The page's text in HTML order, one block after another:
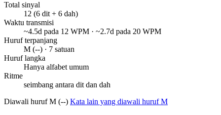
Total sinyal
12 (6 dit + 6 dah)
Waktu transmisi
~4.5d pada 12 WPM · ~2.7d pada 20 WPM
Huruf terpanjang
M (--) · 7 satuan
Huruf langka
Hanya alfabet umum
Ritme
seimbang antara dit dan dah
Diawali huruf M (--) Kata lain yang diawali huruf M